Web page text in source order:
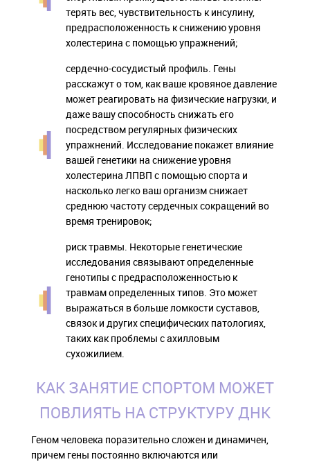
терять вес, чувствительность к инсулину,
предрасположенность к снижению уровня
холестерина с помощью упражнений;
сердечно-сосудистый профиль. Гены
расскажут о том, как ваше кровяное давление
может реагировать на физические нагрузки, и
даже вашу способность снижать его
посредством регулярных физических
упражнений. Исследование покажет влияние
вашей генетики на снижение уровня
холестерина ЛПВП с помощью спорта и
насколько легко ваш организм снижает
среднюю частоту сердечных сокращений во
время тренировок;
риск травмы. Некоторые генетические
исследования связывают определенные
генотипы с предрасположенностью к
травмам определенных типов. Это может
выражаться в больше ломкости суставов,
связок и других специфических патологиях,
таких как проблемы с ахилловым
сухожилием.
КАК ЗАНЯТИЕ СПОРТОМ МОЖЕТ
ПОВЛИЯТЬ НА СТРУКТУРУ ДНК
Геном человека поразительно сложен и динамичен,
причем гены постоянно включаются или